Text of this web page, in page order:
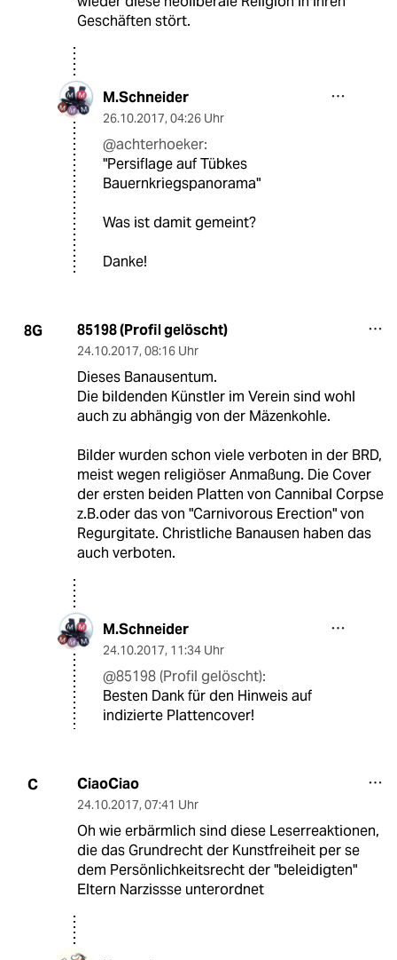
Geschäften stört.
M.Schneider
26.10.2017, 04:26 Uhr
@achterhoeker:
"Persiflage auf Tübkes
Bauernkriegspanorama"
Was ist damit gemeint?
Danke!
8G 85198 (Profil gelöscht)
24.10.2017, 08:16 Uhr
Dieses Banausentum.
Die bildenden Künstler im Verein sind wohl
auch zu abhängig von der Mäzenkohle.
Bilder wurden schon viele verboten in der BRD,
meist wegen religiöser Anmaßung. Die Cover
der ersten beiden Platten von Cannibal Corpse
z.B.oder das von "Carnivorous Erection" von
Regurgitate. Christliche Banausen haben das
auch verboten.
M.Schneider
24.10.2017, 11:34 Uhr
@85198 (Profil gelöscht):
Besten Dank für den Hinweis auf
indizierte Plattencover!
C CiaoCiao
24.10.2017, 07:41 Uhr
Oh wie erbärmlich sind diese Leserreaktionen,
die das Grundrecht der Kunstfreiheit per se
dem Persönlichkeitsrecht der "beleidigten"
Eltern Narzissse unterordnet